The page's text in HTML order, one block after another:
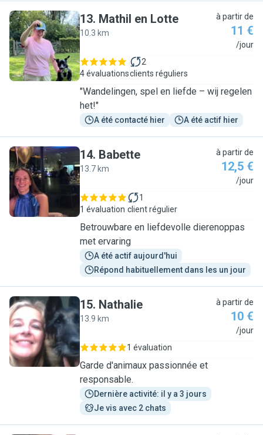
M
13. Mathil en Lotte
10.3 km
à partir de
11 €
/jour
4 évaluations
2
clients réguliers
"Wandelingen, spel en liefde – wij regelen
het!"
A été contacté hier A été actif hier
B
14. Babette
13.7 km
à partir de
12,5 €
/jour
1 évaluation
1
client régulier
Betrouwbare en liefdevolle dierenoppas
met ervaring
A été actif aujourd'hui
Répond habituellement dans les un jour
N
15. Nathalie
13.9 km
à partir de
10 €
/jour
1 évaluation
Garde d'animaux passionnée et
responsable.
Dernière activité: il y a 3 jours
Je vis avec 2 chats